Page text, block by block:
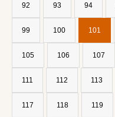
92 93 94
99 100 101
105 106 107
111 112 113
117 118 119